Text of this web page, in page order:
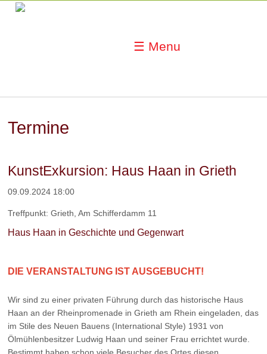
☰ Menu
Termine
KunstExkursion: Haus Haan in Grieth
09.09.2024 18:00
Treffpunkt: Grieth, Am Schifferdamm 11
Haus Haan in Geschichte und Gegenwart
DIE VERANSTALTUNG IST AUSGEBUCHT!
Wir sind zu einer privaten Führung durch das historische Haus
Haan an der Rheinpromenade in Grieth am Rhein eingeladen, das
im Stile des Neuen Bauens (International Style) 1931 von
Ölmühlenbesitzer Ludwig Haan und seiner Frau errichtet wurde.